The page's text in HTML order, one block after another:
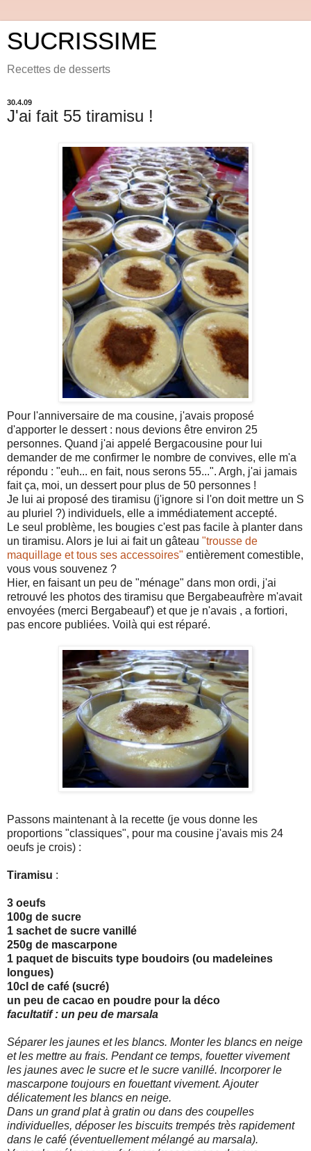
SUCRISSIME
Recettes de desserts
30.4.09
J'ai fait 55 tiramisu !
Pour l'anniversaire de ma cousine, j'avais proposé
d'apporter le dessert : nous devions être environ 25
personnes. Quand j'ai appelé Bergacousine pour lui
demander de me confirmer le nombre de convives, elle m'a
répondu : "euh... en fait, nous serons 55...". Argh, j'ai jamais
fait ça, moi, un dessert pour plus de 50 personnes !
Je lui ai proposé des tiramisu (j'ignore si l'on doit mettre un S
au pluriel ?) individuels, elle a immédiatement accepté.
Le seul problème, les bougies c'est pas facile à planter dans
un tiramisu. Alors je lui ai fait un gâteau "trousse de
maquillage et tous ses accessoires" entièrement comestible,
vous vous souvenez ?
Hier, en faisant un peu de "ménage" dans mon ordi, j'ai
retrouvé les photos des tiramisu que Bergabeaufrère m'avait
envoyées (merci Bergabeauf') et que je n'avais , a fortiori,
pas encore publiées. Voilà qui est réparé.
Passons maintenant à la recette (je vous donne les
proportions "classiques", pour ma cousine j'avais mis 24
oeufs je crois) :
Tiramisu :
3 oeufs
100g de sucre
1 sachet de sucre vanillé
250g de mascarpone
1 paquet de biscuits type boudoirs (ou madeleines
longues)
10cl de café (sucré)
un peu de cacao en poudre pour la déco
facultatif : un peu de marsala
Séparer les jaunes et les blancs. Monter les blancs en neige
et les mettre au frais. Pendant ce temps, fouetter vivement
les jaunes avec le sucre et le sucre vanillé. Incorporer le
mascarpone toujours en fouettant vivement. Ajouter
délicatement les blancs en neige.
Dans un grand plat à gratin ou dans des coupelles
individuelles, déposer les biscuits trempés très rapidement
dans le café (éventuellement mélangé au marsala).